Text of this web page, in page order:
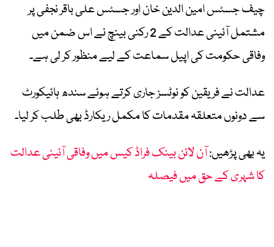
چیف جسٹس امین الدین خان اور جسٹس علی باقر نجفی پر
مشتمل آئینی عدالت کے 2 رکنی بینچ نے اس ضمن میں
وفاقی حکومت کی اپیل سماعت کے لیے منظور کر لی ہے۔
عدالت نے فریقین کو نوٹسز جاری کرتے ہوئے سندھ ہائیکورٹ
سے دونوں متعلقہ مقدمات کا مکمل ریکارڈ بھی طلب کر لیا۔
یہ بھی پڑھیں:آن لائن بینک فراڈ کیس میں وفاقی آئینی عدالت
کا شہری کے حق میں فیصلہ